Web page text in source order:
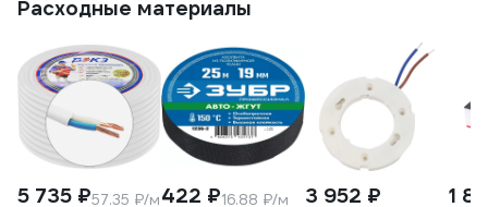
Расходные материалы
5 735 ₽57.35 ₽/м422 ₽16.88 ₽/м 3 952 ₽ 1